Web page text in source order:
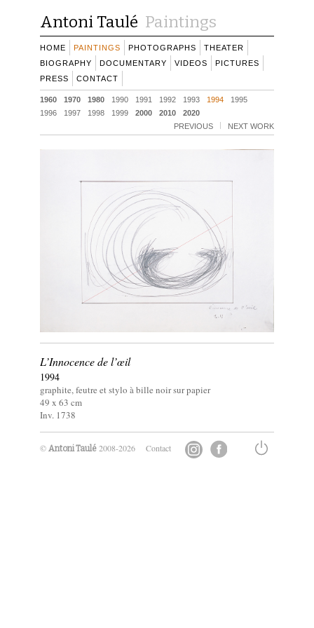
Antoni Taulé Paintings
HOME PAINTINGS PHOTOGRAPHS
THEATER
BIOGRAPHY
DOCUMENTARY VIDEOS
PICTURES
PRESS
CONTACT
1960 1970 1980 1990 1991 1992 1993 1994
1995
1996
1997 1998 1999 2000 2010
2020
PREVIOUS
NEXT WORK
L’Innocence de l’œil
1994
graphite, feutre et stylo à bille noir sur papier
49 x 63 cm
Inv. 1738
© Antoni Taulé 2008-2026 Contact